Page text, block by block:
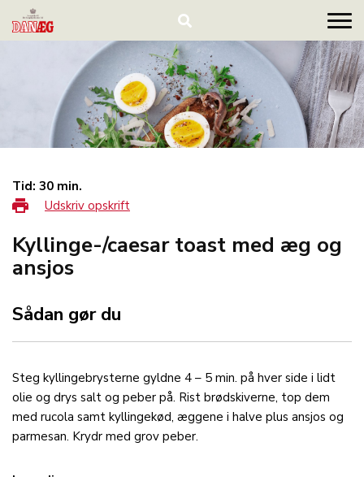
Tid: 30 min.
Udskriv opskrift
Kyllinge-/caesar toast med æg og
ansjos
Sådan gør du
Steg kyllingebrysterne gyldne 4 – 5 min. på hver side i lidt
olie og drys salt og peber på. Rist brødskiverne, top dem
med rucola samt kyllingekød, æggene i halve plus ansjos og
parmesan. Krydr med grov peber.